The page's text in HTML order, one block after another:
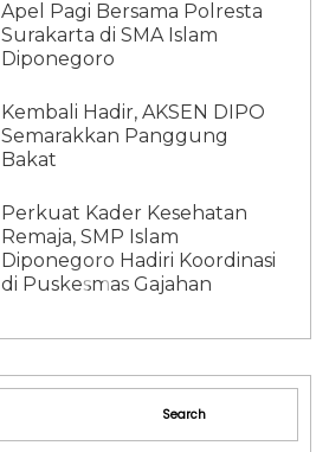
Apel Pagi Bersama Polresta
Surakarta di SMA Islam
Diponegoro
Kembali Hadir, AKSEN DIPO
Semarakkan Panggung
Bakat
Perkuat Kader Kesehatan
Remaja, SMP Islam
Diponegoro Hadiri Koordinasi
di Puskesmas Gajahan